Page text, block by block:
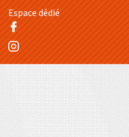
Espace dédié